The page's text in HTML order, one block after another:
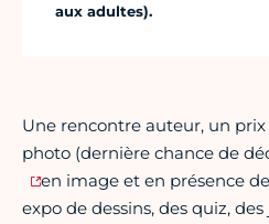
aux adultes).
Une rencontre auteur, un
photo (dernière chance de
en image et en présence
expo de dessins, des quiz,